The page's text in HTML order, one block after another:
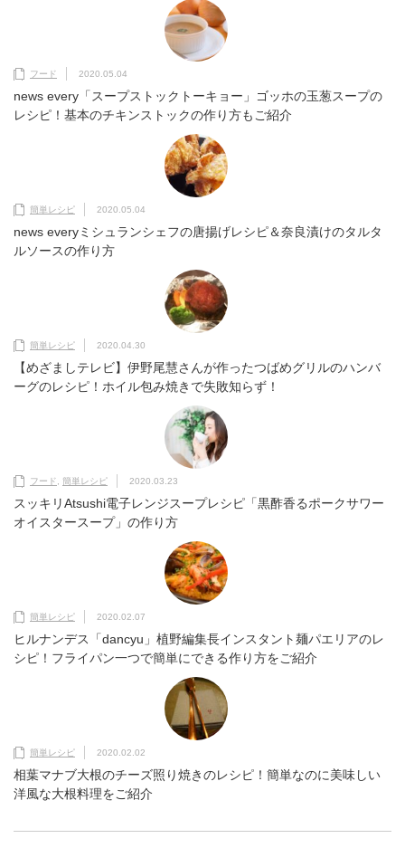
フード 2020.05.04
news every「スープストックトーキョー」ゴッホの玉葱スープの
レシピ！基本のチキンストックの作り方もご紹介
簡単レシピ 2020.05.04
news everyミシュランシェフの唐揚げレシピ＆奈良漬けのタルタ
ルソースの作り方
簡単レシピ 2020.04.30
【めざましテレビ】伊野尾慧さんが作ったつばめグリルのハンバ
ーグのレシピ！ホイル包み焼きで失敗知らず！
フード 簡単レシピ 2020.03.23
スッキリAtsushi電子レンジスープレシピ「黒酢香るポークサワー
オイスタースープ」の作り方
簡単レシピ 2020.02.07
ヒルナンデス「dancyu」植野編集長インスタント麺パエリアのレ
シピ！フライパン一つで簡単にできる作り方をご紹介
簡単レシピ 2020.02.02
相葉マナブ大根のチーズ照り焼きのレシピ！簡単なのに美味しい
洋風な大根料理をご紹介